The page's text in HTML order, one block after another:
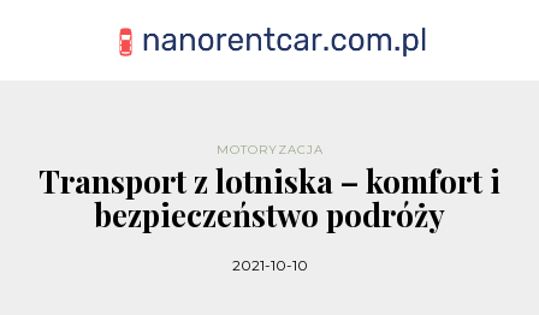
MOTORYZACJA
Transport z lotniska – komfort i
bezpieczeństwo podróży
2021-10-10